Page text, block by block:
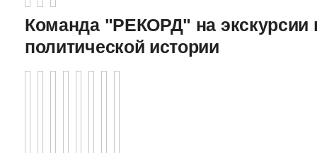
Команда "РЕКОРД" на экскурсии
политической истории